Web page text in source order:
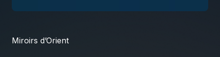
Location studio
Miroirs d’Orient